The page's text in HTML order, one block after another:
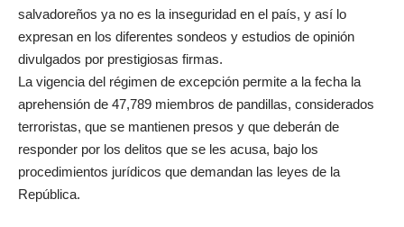
salvadoreños ya no es la inseguridad en el país, y así lo
expresan en los diferentes sondeos y estudios de opinión
divulgados por prestigiosas firmas.
La vigencia del régimen de excepción permite a la fecha la
aprehensión de 47,789 miembros de pandillas, considerados
terroristas, que se mantienen presos y que deberán de
responder por los delitos que se les acusa, bajo los
procedimientos jurídicos que demandan las leyes de la
República.